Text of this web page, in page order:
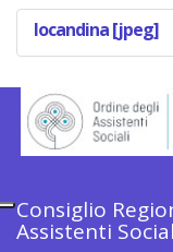
locandina [jpeg]
Consiglio
Assistenti